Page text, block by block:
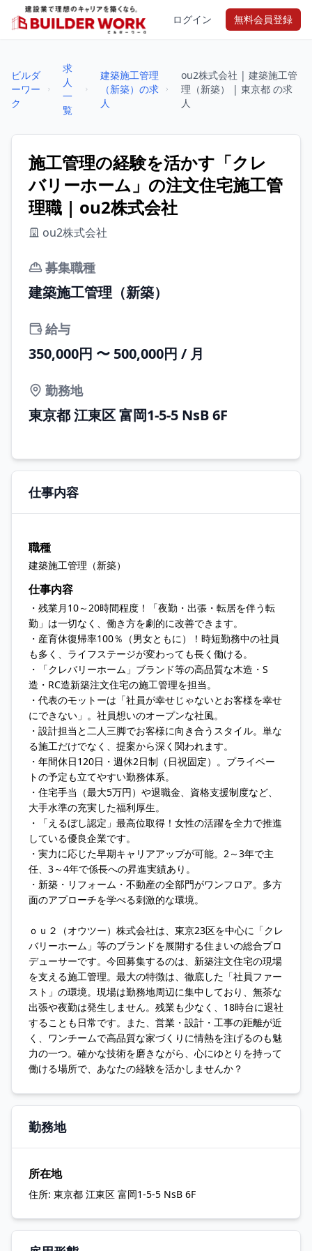
ログイン 無料会員登録
ビルダ
ーワー
ク
求
人
一
覧
建築施工管理
（新築）の求
人
ou2株式会社 | 建築施工管
理（新築） | 東京都 の求
人
施工管理の経験を活かす「クレ
バリーホーム」の注文住宅施工管
理職 | ou2株式会社
ou2株式会社
募集職種
建築施工管理（新築）
給与
350,000円 〜 500,000円 / 月
勤務地
東京都 江東区 富岡1-5-5 NsB 6F
仕事内容
職種
建築施工管理（新築）
仕事内容
・残業月10～20時間程度！「夜勤・出張・転居を伴う転
勤」は一切なく、働き方を劇的に改善できます。
・産育休復帰率100％（男女ともに）！時短勤務中の社員
も多く、ライフステージが変わっても長く働ける。
・「クレバリーホーム」ブランド等の高品質な木造・S
造・RC造新築注文住宅の施工管理を担当。
・代表のモットーは「社員が幸せじゃないとお客様を幸せ
にできない」。社員想いのオープンな社風。
・設計担当と二人三脚でお客様に向き合うスタイル。単な
る施工だけでなく、提案から深く関われます。
・年間休日120日・週休2日制（日祝固定）。プライベー
トの予定も立てやすい勤務体系。
・住宅手当（最大5万円）や退職金、資格支援制度など、
大手水準の充実した福利厚生。
・「えるぼし認定」最高位取得！女性の活躍を全力で推進
している優良企業です。
・実力に応じた早期キャリアアップが可能。2～3年で主
任、3～4年で係長への昇進実績あり。
・新築・リフォーム・不動産の全部門がワンフロア。多方
面のアプローチを学べる刺激的な環境。
ｏｕ２（オウツー）株式会社は、東京23区を中心に「クレ
バリーホーム」等のブランドを展開する住まいの総合プロ
デューサーです。今回募集するのは、新築注文住宅の現場
を支える施工管理。最大の特徴は、徹底した「社員ファー
スト」の環境。現場は勤務地周辺に集中しており、無茶な
出張や夜勤は発生しません。残業も少なく、18時台に退社
することも日常です。また、営業・設計・工事の距離が近
く、ワンチームで高品質な家づくりに情熱を注げるのも魅
力の一つ。確かな技術を磨きながら、心にゆとりを持って
働ける場所で、あなたの経験を活かしませんか？
勤務地
所在地
住所: 東京都 江東区 富岡1-5-5 NsB 6F